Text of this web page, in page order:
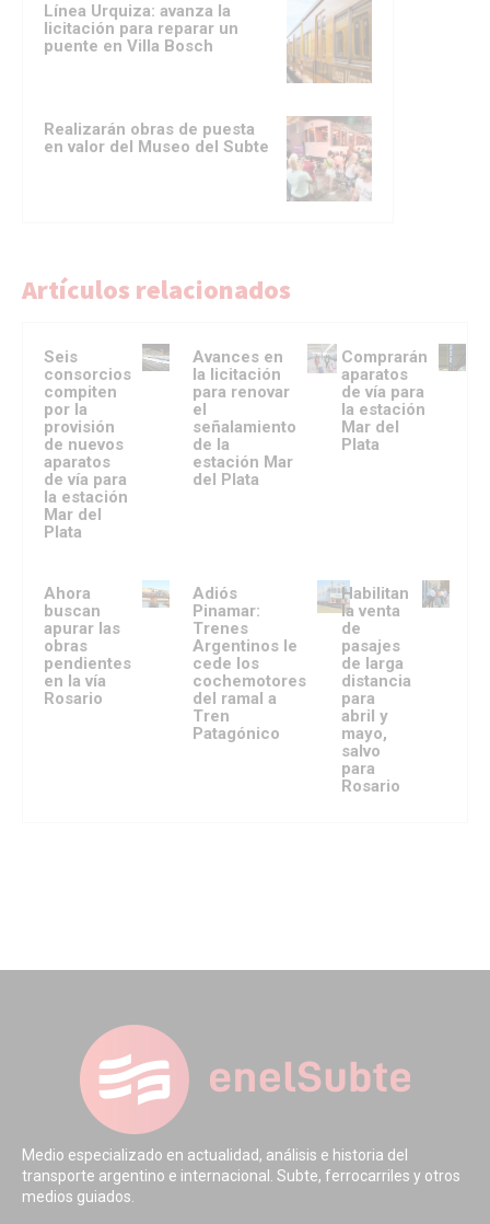
Línea Urquiza: avanza la
licitación para reparar un
puente en Villa Bosch
Realizarán obras de puesta
en valor del Museo del Subte
Artículos relacionados
Seis
consorcios
compiten
por la
provisión
de nuevos
aparatos
de vía para
la estación
Mar del
Plata
Avances en
la licitación
para renovar
el
señalamiento
de la
estación Mar
del Plata
Comprarán
aparatos
de vía para
la estación
Mar del
Plata
Ahora
buscan
apurar las
obras
pendientes
en la vía
Rosario
Adiós
Pinamar:
Trenes
Argentinos le
cede los
cochemotores
del ramal a
Tren
Patagónico
Habilitan
la venta
de
pasajes
de larga
distancia
para
abril y
mayo,
salvo
para
Rosario
Medio especializado en actualidad, análisis e historia del
transporte argentino e internacional. Subte, ferrocarriles y otros
medios guiados.